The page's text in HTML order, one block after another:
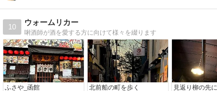
10
ウォームリカー
唎酒師が酒を愛する方に向けて様々を綴ります
ふさや_函館 北前船の町を歩く
見返り柳の先